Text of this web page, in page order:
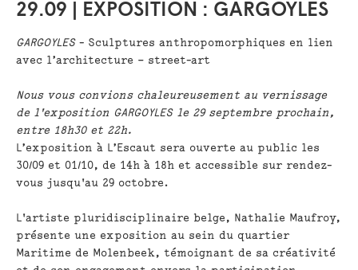
29.09 | EXPOSITION : GARGOYLES
GARGOYLES- Sculptures anthropomorphiques en lien
avec l’architecture – street-art
Nous vous convions chaleureusement au vernissage
de l'exposition GARGOYLES le 29 septembre prochain,
entre 18h30 et 22h.
L’exposition à L’Escaut sera ouverte au public les
30/09 et 01/10, de 14h à 18h et accessible sur rendez-
vous jusqu'au 29 octobre.
L'artiste pluridisciplinaire belge, Nathalie Maufroy,
présente une exposition au sein du quartier
Maritime de Molenbeek, témoignant de sa créativité